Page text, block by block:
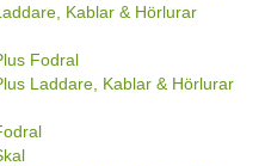
Kablar & Hörlurar
Fodral
Laddare, Kablar & Hörlurar